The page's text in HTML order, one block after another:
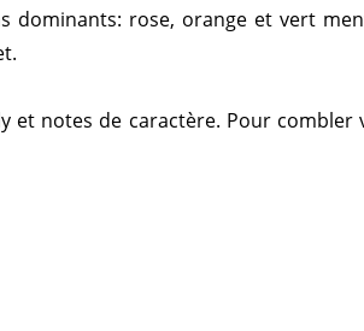
dominants: rose, orange et vert
notes de caractère. Pour combler